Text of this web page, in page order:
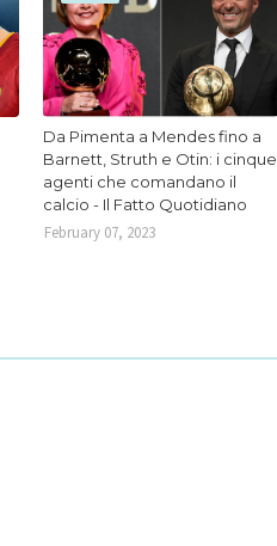
Da Pimenta a Mendes fino a
Barnett, Struth e Otin: i cinque
agenti che comandano il
calcio - Il Fatto Quotidiano
February 07, 2023